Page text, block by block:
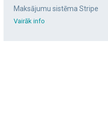
Maksājumu sistēma Stripe
Vairāk info